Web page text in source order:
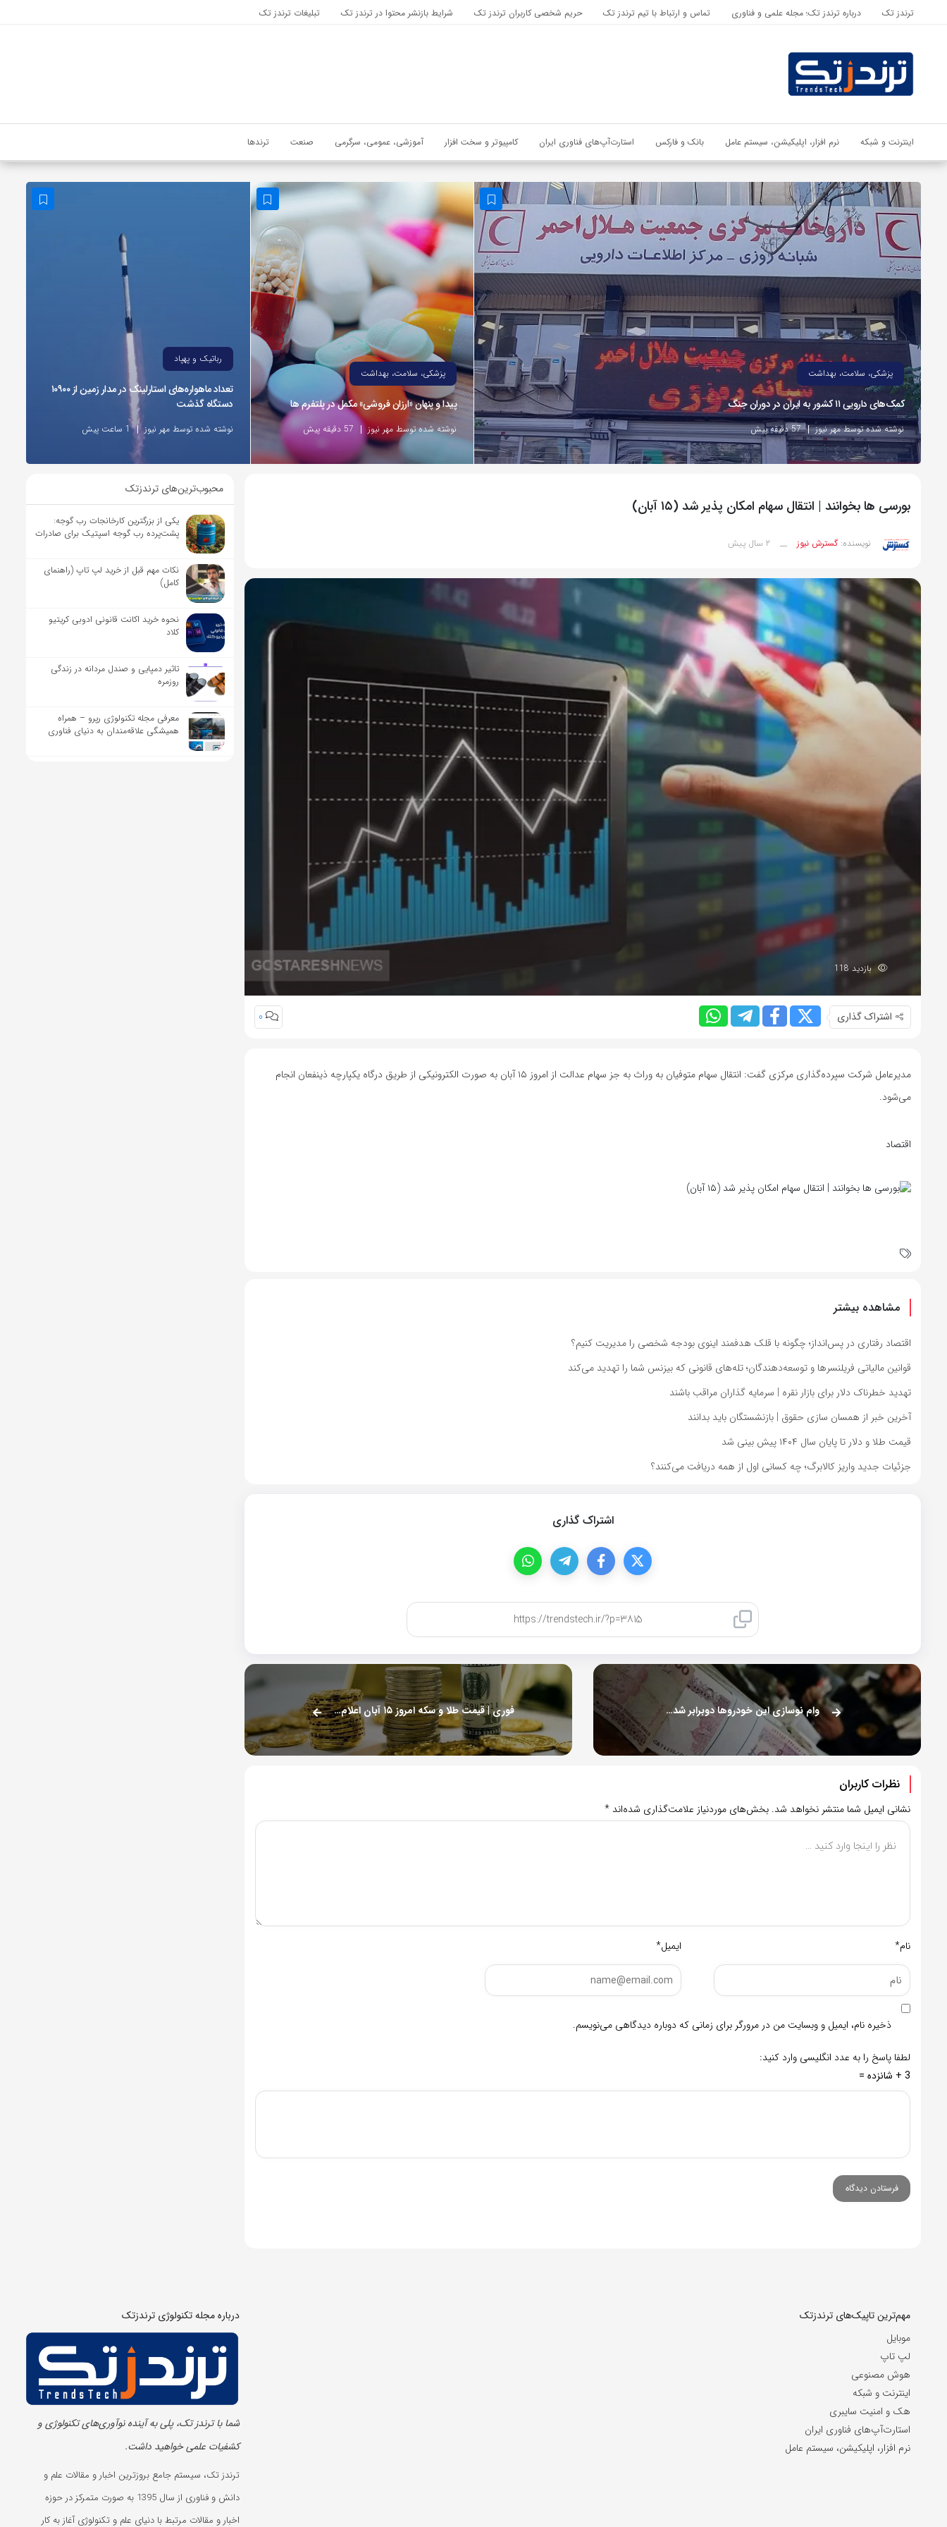
اشتراک گذاری
با استفاده از روش‌های زیر می‌توانید این صفحه را با دوستان خود به
اشتراک بگذارید.
ترندز تک درباره ترندز تک؛ مجله علمی و فناوری تماس و ارتباط با تیم ترندز تک حریم شخصی کاربران ترندز تک شرایط بازنشر محتوا در ترندز تک تبلیغات ترندز تک
اینترنت و شبکه نرم افزار، اپلیکیشن، سیستم عامل بانک و فارکس استارت‌آپ‌های فناوری ایران کامپیوتر و سخت افزار آموزشی، عمومی، سرگرمی صنعت ترندها
پزشکی، سلامت، بهداشت
کمک‌های دارویی ۱۱ کشور به ایران در دوران جنگ
نوشته شده توسط مهر نیوز 57 دقیقه پیش
پزشکی، سلامت، بهداشت
پیدا و پنهان «ارزان فروشی» مکمل در پلتفرم ها
نوشته شده توسط مهر نیوز 57 دقیقه پیش
رباتیک و پهپاد
تعداد ماهواره‌های استارلینک‌ در مدار زمین از ۱۰۹۰۰
دستگاه گذشت
نوشته شده توسط مهر نیوز 1 ساعت پیش
بورسی ها بخوانند | انتقال سهام امکان پذیر شد (۱۵ آبان)
نویسنده: گسترش نیوز __ 2 سال پیش
بازدید 118
اشتراک گذاری 0
مدیرعامل شرکت سپرده‌گذاری مرکزی گفت: انتقال سهام متوفیان به وراث به جز سهام عدالت از امروز ۱۵ آبان به صورت الکترونیکی از طریق درگاه یکپارچه ذینفعان انجام
می‌شود.
اقتصاد
مشاهده بیشتر
اقتصاد رفتاری در پس‌انداز؛ چگونه با قلک هدفمند اینوی بودجه شخصی را مدیریت کنیم؟
قوانین مالیاتی فریلنسرها و توسعه‌دهندگان؛ تله‌های قانونی که بیزنس شما را تهدید می‌کند
تهدید خطرناک دلار برای بازار نقره | سرمایه گذاران مراقب باشند
آخرین خبر از همسان سازی حقوق | بازنشستگان باید بدانند
قیمت طلا و دلار تا پایان سال ۱۴۰۴ پیش بینی شد
جزئیات جدید واریز کالابرگ؛ چه کسانی اول از همه دریافت می‌کنند؟
اشتراک گذاری
کپی لینک
وام نوسازی این خودروها دوبرابر شد | عجله کنید فوری | قیمت طلا و سکه امروز ۱۵ آبان اعلام شد + جدول
نظرات کاربران
نشانی ایمیل شما منتشر نخواهد شد. بخش‌های موردنیاز علامت‌گذاری شده‌اند *
نام* ایمیل*
ذخیره نام، ایمیل و وبسایت من در مرورگر برای زمانی که دوباره دیدگاهی می‌نویسم.
لطفا پاسخ را به عدد انگلیسی وارد کنید:
3 + شانزده =
محبوب‌ترین‌های ترندزتک
یکی از بزرگترین کارخانجات رب گوجه:
پشت‌پرده رب گوجه اسپتیک برای صادرات
نکات مهم قبل از خرید لپ تاپ (راهنمای
کامل)
نحوه خرید اکانت قانونی ادوبی کریتیو
کلاد
تاثیر دمپایی و صندل مردانه در زندگی
روزمره
معرفی مجله تکنولوژی رپرو – همراه
همیشگی علاقه‌مندان به دنیای فناوری
مهم‌ترین تاپیک‌های ترندزتک
موبایل
لپ تاپ
هوش مصنوعی
اینترنت و شبکه
هک و امنیت سایبری
استارت‌آپ‌های فناوری ایران
نرم افزار، اپلیکیشن، سیستم عامل
درباره مجله تکنولوژی ترندزتک
شما با ترندز تک، پلی به آینده‌ نوآوری‌های تکنولوژی و
کشفیات علمی خواهید داشت.
ترندز تک، سیستم جامع بروزترین اخبار و مقالات علم و
دانش و فناوری از سال 1395 به صورت متمرکز در حوزه
اخبار و مقالات مرتبط با دنیای علم و تکنولوژی آغاز به کار